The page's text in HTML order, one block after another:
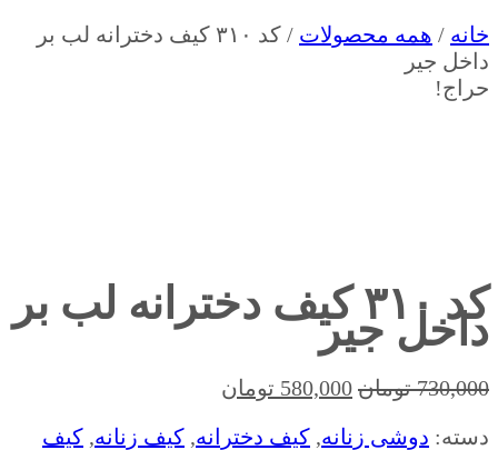
خانه / همه محصولات
/ کد ۳۱۰ کیف دخترانه لب بر
داخل جیر
حراج!
کد ۳۱۰ کیف دخترانه لب بر
داخل جیر
730,000 تومان قیمت
730,000 تومان
580,000 تومان
580,000 تومان
دسته: دوشی زنانه, کیف دخترانه, کیف زنانه, کیف